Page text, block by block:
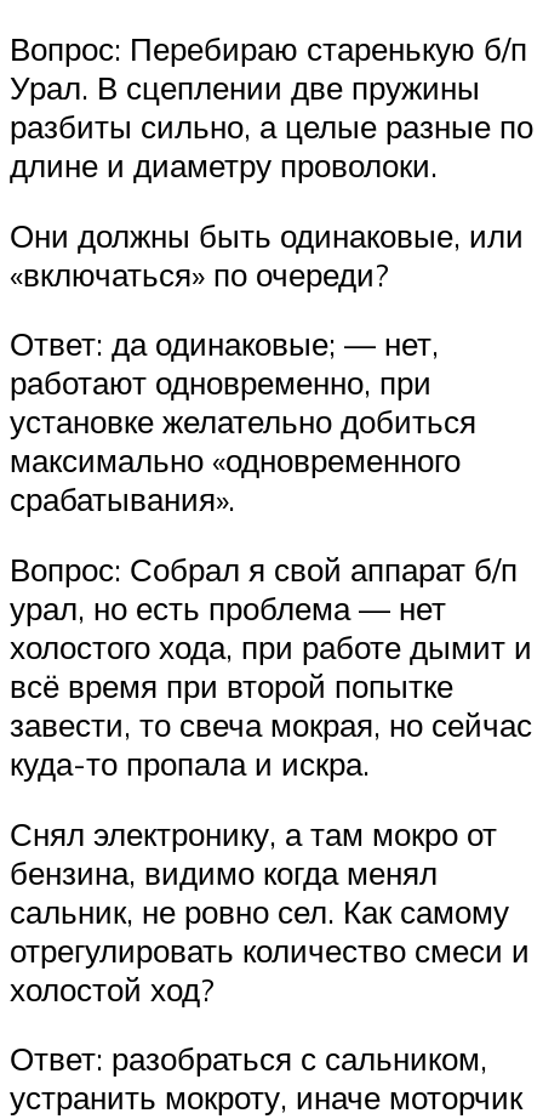
Вопрос: Перебираю старенькую б/п
Урал. В сцеплении две пружины
разбиты сильно, а целые разные по
длине и диаметру проволоки.
Они должны быть одинаковые, или
«включаться» по очереди?
Ответ: да одинаковые; — нет,
работают одновременно, при
установке желательно добиться
максимально «одновременного
срабатывания».
Вопрос: Собрал я свой аппарат б/п
урал, но есть проблема — нет
холостого хода, при работе дымит и
всё время при второй попытке
завести, то свеча мокрая, но сейчас
куда-то пропала и искра.
Снял электронику, а там мокро от
бензина, видимо когда менял
сальник, не ровно сел. Как самому
отрегулировать количество смеси и
холостой ход?
Ответ: разобраться с сальником,
устранить мокроту, иначе моторчик